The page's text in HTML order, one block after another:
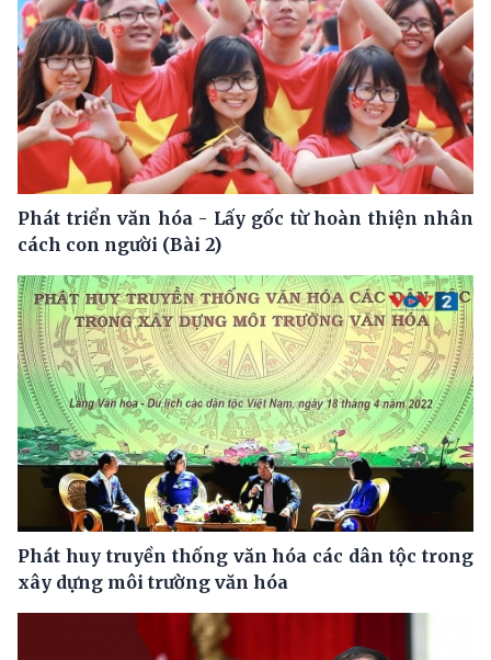
Phát triển văn hóa - Lấy gốc từ hoàn thiện nhân
cách con người (Bài 2)
Phát huy truyền thống văn hóa các dân tộc trong
xây dựng môi trường văn hóa